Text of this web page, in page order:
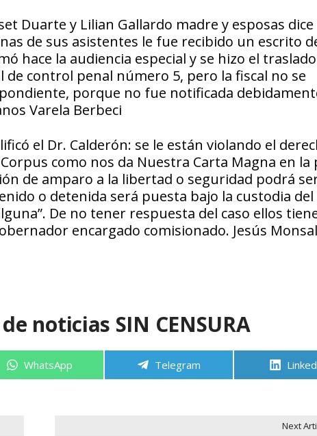
Duarte y Lilian Gallardo madre y esposas dice
de sus asistentes le fue recibido un escrito
hace la audiencia especial y se hizo el traslado
control penal número 5, pero la fiscal no se
porque no fue notificada
Varela Berbeci
el Dr. Calderón: se le están violando el
como nos da Nuestra Carta Magna en la
de amparo a la libertad o seguridad podrá
o detenida será puesta bajo la custodia del
De no tener respuesta del caso ellos
encargado comisionado. Jesús
noticias SIN CENSURA
Compartir
WhatsApp Compartir
Telegram
Next